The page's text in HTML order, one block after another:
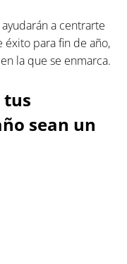
a centrarte
para fin de año,
la que se enmarca.
tus
sean un